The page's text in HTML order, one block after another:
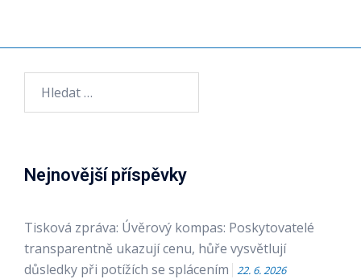
Nejnovější příspěvky
Tisková zpráva: Úvěrový kompas: Poskytovatelé
transparentně ukazují cenu, hůře vysvětlují
důsledky při potížích se splácením
22. 6. 2026